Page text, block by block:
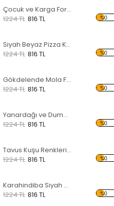
Çocuk ve Karga Forex Tablo
1224 TL 816 TL %0
Siyah Beyaz Pizza Kulesi Forex Tablo
1224 TL 816 TL %0
Gökdelende Mola Forex Tablo
1224 TL 816 TL %0
Yanardağı ve Dumanı Forex Tablo
1224 TL 816 TL %0
Tavus Kuşu Renkleri Forex Tablo
1224 TL 816 TL %0
Karahindiba Siyah Zemin Forex Tablo
1224 TL 816 TL %0